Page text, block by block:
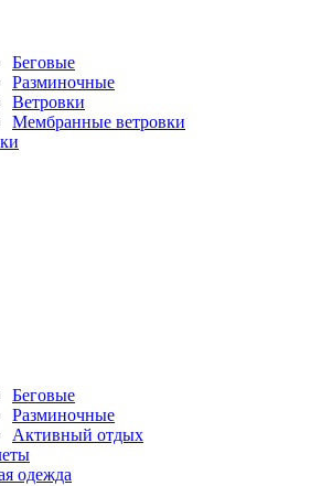
Беговые
Разминочные
Ветровки
Мембранные ветровки
Беговые
Разминочные
Активный отдых
одежда